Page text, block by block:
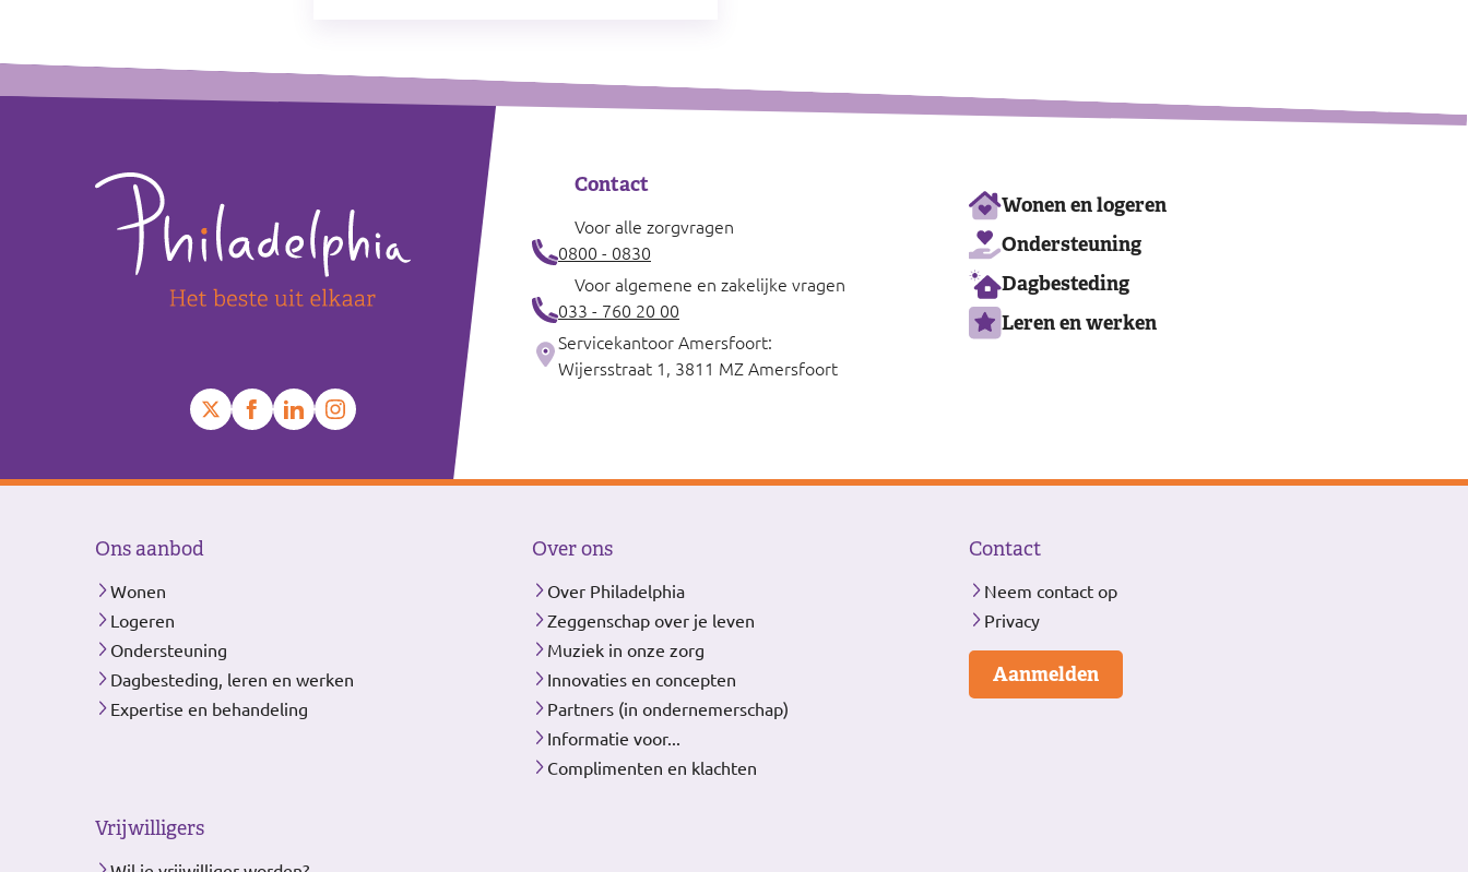
−
Contact
Voor alle zorgvragen
0800 - 0830
Voor algemene en zakelijke vragen
033 - 760 20 00
Servicekantoor Amersfoort:
Wijersstraat 1, 3811 MZ Amersfoort
Ons
aanbod
Wonen en logeren
Ondersteuning
Dagbesteding
Leren en werken
Ons aanbod
Wonen
Logeren
Ondersteuning
Dagbesteding, leren en werken
Expertise en behandeling
Over ons
Over Philadelphia
Zeggenschap over je leven
Muziek in onze zorg
Innovaties en concepten
Partners (in ondernemerschap)
Informatie voor...
Complimenten en klachten
Contact
Neem contact op
Privacy
Aanmelden
Vrijwilligers